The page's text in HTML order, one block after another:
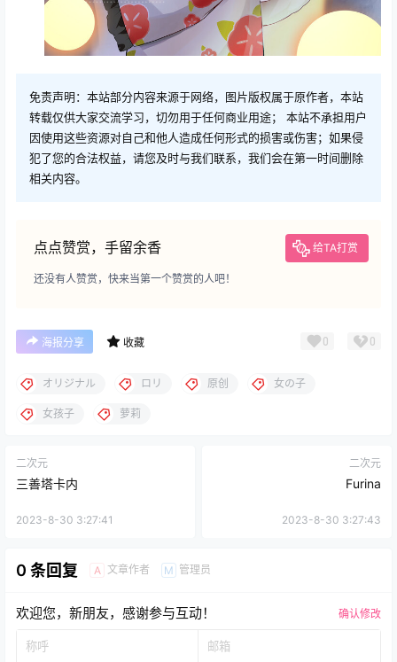
免责声明：本站部分内容来源于网络，图片版权属于原作者，本站
转载仅供大家交流学习，切勿用于任何商业用途； 本站不承担用户
因使用这些资源对自己和他人造成任何形式的损害或伤害；如果侵
犯了您的合法权益，请您及时与我们联系，我们会在第一时间删除
相关内容。
点点赞赏，手留余香 给TA打赏
还没有人赞赏，快来当第一个赞赏的人吧！
海报分享 收藏 0 0
オリジナル ロリ 原创 女の子
女孩子 萝莉
二次元
三善塔卡内
2023-8-30 3:27:41
二次元
Furina
2023-8-30 3:27:43
0 条回复 A 文章作者 M 管理员
欢迎您，新朋友，感谢参与互动！ 确认修改